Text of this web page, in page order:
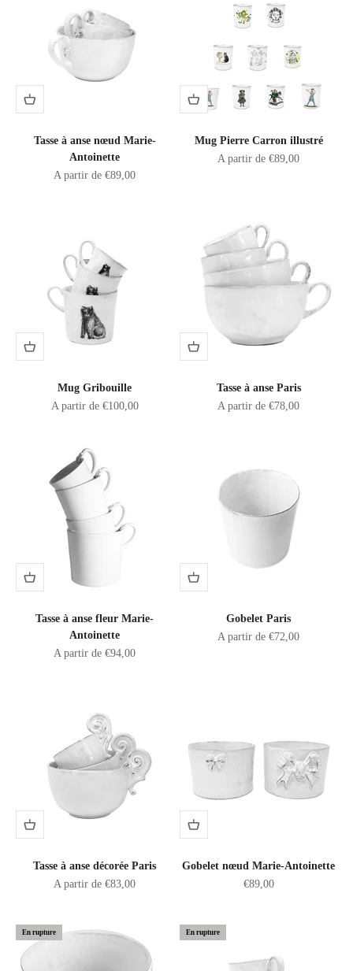
Tasse à anse nœud Marie-
Antoinette
Prix de vente
A partir de €89,00
Mug Pierre Carron illustré
Prix de vente
A partir de €89,00
Mug Gribouille
Prix de vente
A partir de €100,00
Tasse à anse Paris
Prix de vente
A partir de €78,00
Tasse à anse fleur Marie-
Antoinette
Prix de vente
A partir de €94,00
Gobelet Paris
Prix de vente
A partir de €72,00
Tasse à anse décorée Paris
Prix de vente
A partir de €83,00
Gobelet nœud Marie-Antoinette
Prix de vente
€89,00
En rupture En rupture